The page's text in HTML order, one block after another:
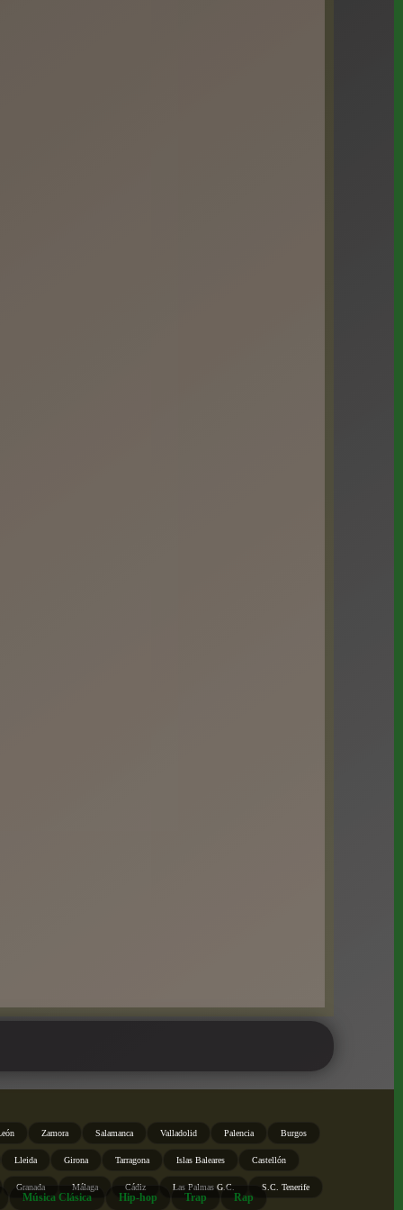
Zamora Salamanca Valladolid Palencia Burgos
Lleida Girona Tarragona Islas Baleares Castellón
Granada Málaga Cádiz Las Palmas G.C. S.C. Tenerife
Música Clásica Hip-hop Trap Rap